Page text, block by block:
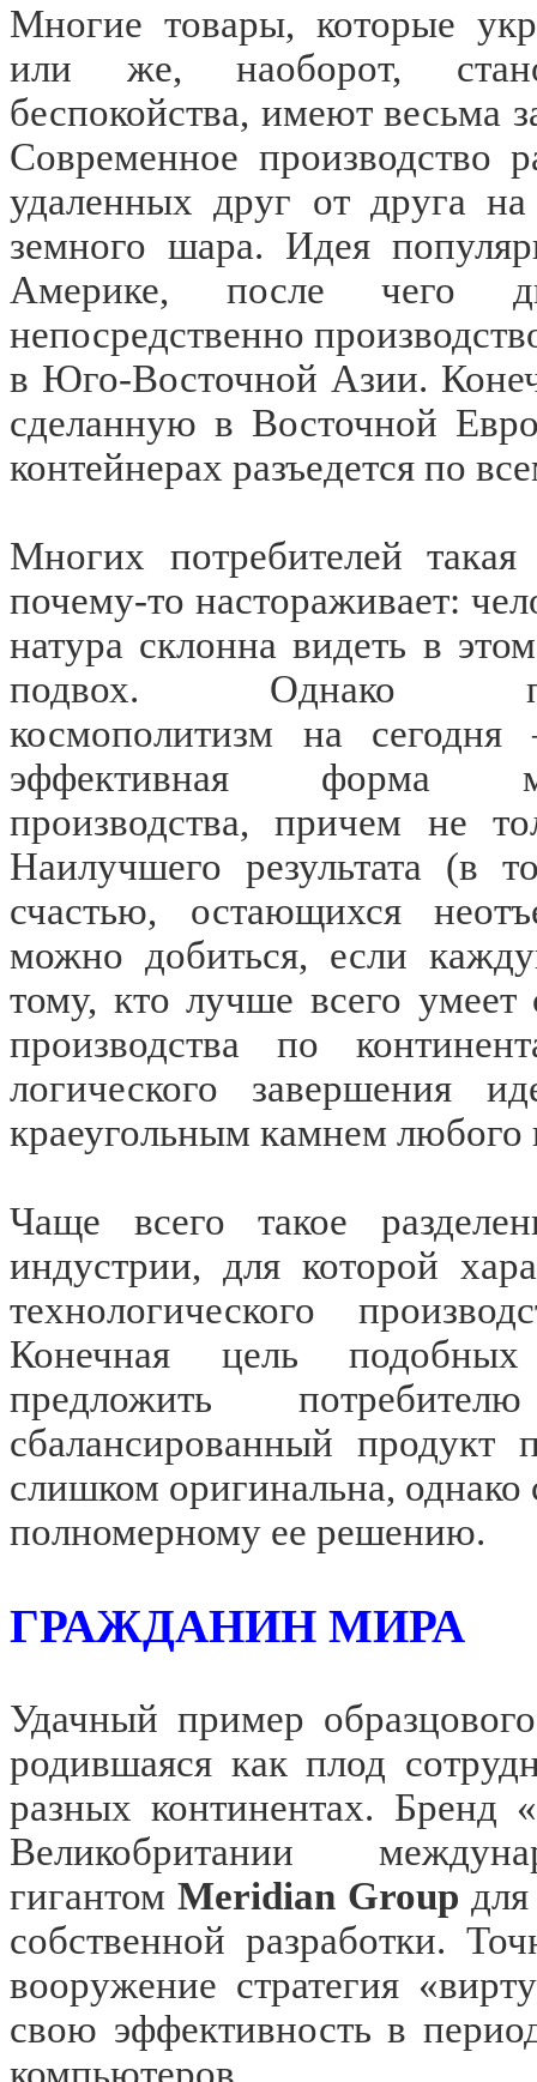
Многие товары, которые
или же, наоборот,
беспокойства, имеют весьма
Современное производство
удаленных друг от друга
земного шара. Идея
Америке, после чего
непосредственно
в Юго-Восточной Азии.
сделанную в Восточной
контейнерах разъедется по
Многих потребителей такая
почему-то настораживает:
натура склонна видеть в
подвох. Однако
космополитизм на
эффективная форма
производства, причем не
Наилучшего результата (в
счастью, остающихся
можно добиться, если
тому, кто лучше всего умеет
производства по
логического завершения
краеугольным камнем любого
Чаще всего такое
индустрии, для которой
технологического
Конечная цель
предложить
сбалансированный продукт
слишком оригинальна, однако
полномерному ее решению.
ГРАЖДАНИН МИРА
Удачный пример
родившаяся как плод
разных континентах. Бренд «
Великобритании
гигантом Meridian Group
собственной разработки.
вооружение стратегия
свою эффективность в
компьютеров.